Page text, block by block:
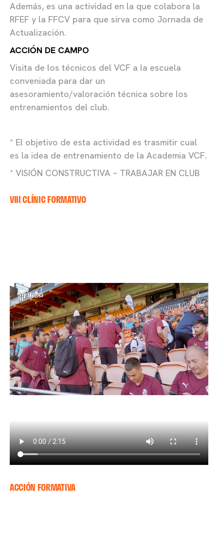
Además, es una actividad en la que colabora la
RFEF y la FFCV para que sirva como Jornada de
Actualización.
ACCIÓN DE CAMPO
Visita de los técnicos del VCF a la escuela
conveniada para dar un
asesoramiento/valoración técnica sobre los
entrenamientos del club.
* El objetivo de esta actividad es trasmitir cual
es la idea de entrenamiento de la Academia VCF.
* VISIÓN CONSTRUCTIVA – TRABAJAR EN CLUB
VIII CLÍNIC FORMATIVO
ACCIÓN FORMATIVA